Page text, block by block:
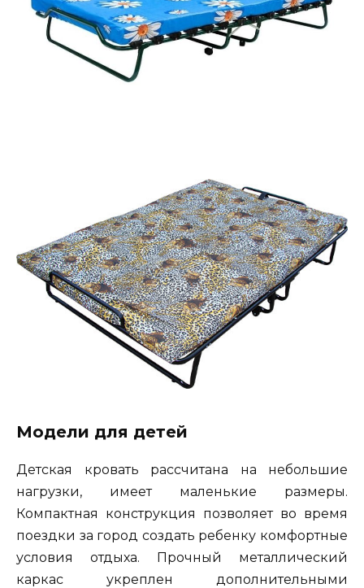
Модели для детей
Детская кровать рассчитана на небольшие
нагрузки, имеет маленькие размеры.
Компактная конструкция позволяет во время
поездки за город создать ребенку комфортные
условия отдыха. Прочный металлический
каркас укреплен дополнительными